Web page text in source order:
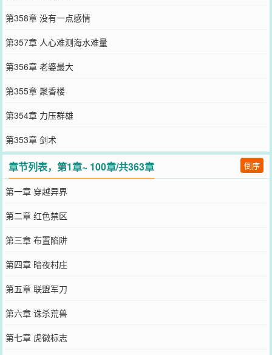
第358章 没有一点感情
第357章 人心难测海水难量
第356章 老婆最大
第355章 聚香楼
第354章 力压群雄
第353章 剑术
章节列表，第1章~ 100章/共363章 倒序
第一章 穿越异界
第二章 红色禁区
第三章 布置陷阱
第四章 暗夜村庄
第五章 联盟军刀
第六章 诛杀荒兽
第七章 虎徽标志